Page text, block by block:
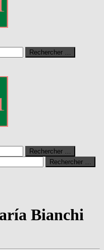
Rechercher …
Rechercher …
Rechercher …
Bianchi